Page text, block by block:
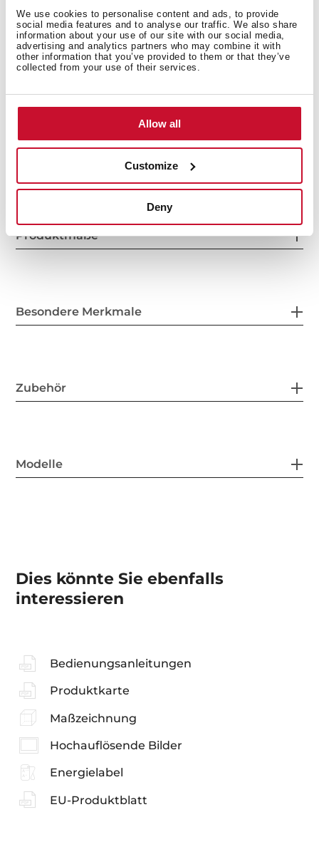
We use cookies to personalise content and ads, to provide
social media features and to analyse our traffic. We also share
information about your use of our site with our social media,
advertising and analytics partners who may combine it with
other information that you’ve provided to them or that they’ve
collected from your use of their services.
Allow all
Customize
Deny
Produktmaße
Besondere Merkmale
Zubehör
Modelle
Dies könnte Sie ebenfalls
interessieren
Bedienungsanleitungen
Produktkarte
Maßzeichnung
Hochauflösende Bilder
Energielabel
EU-Produktblatt